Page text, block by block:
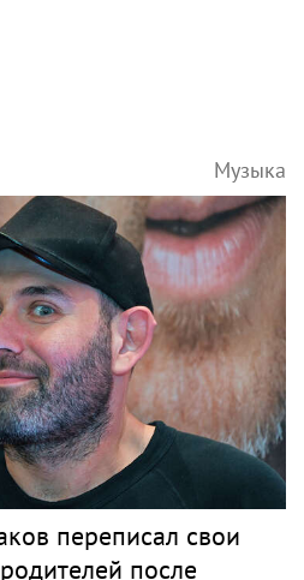
Музыка
переписал свои
после